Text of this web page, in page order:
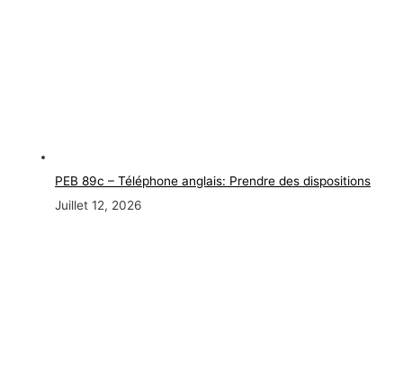
PEB 89c – Téléphone anglais: Prendre des dispositions
Juillet 12, 2026